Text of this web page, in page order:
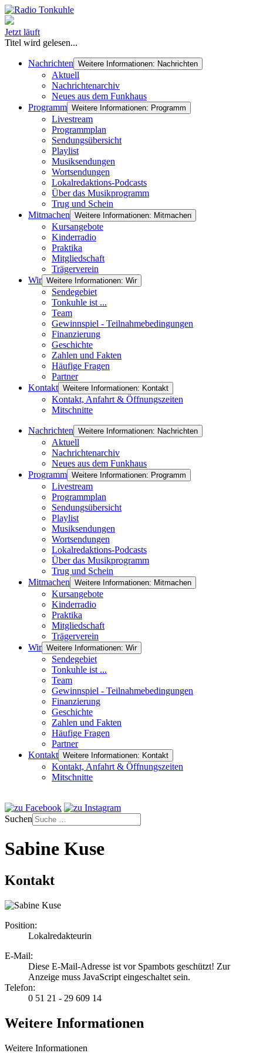
Jetzt läuft
Titel wird gelesen...
Nachrichten Weitere Informationen: Nachrichten
Aktuell
Nachrichtenarchiv
Neues aus dem Funkhaus
Programm Weitere Informationen: Programm
Livestream
Programmplan
Sendungsübersicht
Playlist
Musiksendungen
Wortsendungen
Lokalredaktions-Podcasts
Über das Musikprogramm
Trug und Schein
Mitmachen Weitere Informationen: Mitmachen
Kursangebote
Kinderradio
Praktika
Mitgliedschaft
Trägerverein
Wir Weitere Informationen: Wir
Sendegebiet
Tonkuhle ist ...
Team
Gewinnspiel - Teilnahmebedingungen
Finanzierung
Geschichte
Zahlen und Fakten
Häufige Fragen
Partner
Kontakt Weitere Informationen: Kontakt
Kontakt, Anfahrt & Öffnungszeiten
Mitschnitte
Nachrichten Weitere Informationen: Nachrichten
Aktuell
Nachrichtenarchiv
Neues aus dem Funkhaus
Programm Weitere Informationen: Programm
Livestream
Programmplan
Sendungsübersicht
Playlist
Musiksendungen
Wortsendungen
Lokalredaktions-Podcasts
Über das Musikprogramm
Trug und Schein
Mitmachen Weitere Informationen: Mitmachen
Kursangebote
Kinderradio
Praktika
Mitgliedschaft
Trägerverein
Wir Weitere Informationen: Wir
Sendegebiet
Tonkuhle ist ...
Team
Gewinnspiel - Teilnahmebedingungen
Finanzierung
Geschichte
Zahlen und Fakten
Häufige Fragen
Partner
Kontakt Weitere Informationen: Kontakt
Kontakt, Anfahrt & Öffnungszeiten
Mitschnitte
Suchen
Sabine Kuse
Kontakt
Position:
Lokalredakteurin
E-Mail:
Diese E-Mail-Adresse ist vor Spambots geschützt! Zur
Anzeige muss JavaScript eingeschaltet sein.
Telefon:
0 51 21 - 29 609 14
Weitere Informationen
Weitere Informationen